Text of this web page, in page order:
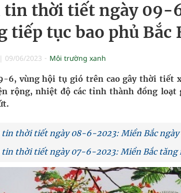
tóc, Đông Tây Barbershop dành nguồn lực cho môi
được thu thêm tiền của người bệnh bảo hiểm y
Nguy hiểm vì tiến triển quá âm thầm
động lớn được diễn ra tại Lễ hội sầu riêng 2026
Dược Lý Và Cơ Chế Phân Tử
tin thời tiết ngày 09-
tiếp tục bao phủ Bắc
| 09/06/2023 Môi trường xanh
6, vùng hội tụ gió trên cao gây thời tiết
rộng, nhiệt độ các tỉnh thành đồng
tin thời tiết ngày 08-6-2023: Miền Bắc
tin thời tiết ngày 07-6-2023: Miền Bắc tăng